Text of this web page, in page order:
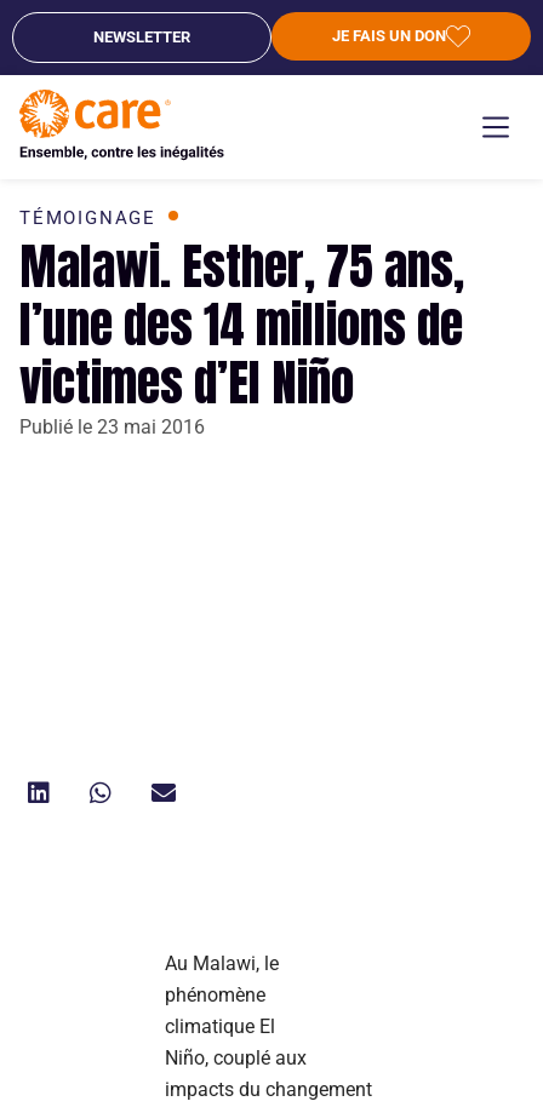
NEWSLETTER JE FAIS UN DON
TÉMOIGNAGE
Malawi. Esther, 75 ans,
l’une des 14 millions de
victimes d’El Niño
Publié le 23 mai 2016
Au Malawi, le
phénomène
climatique El
Niño, couplé aux
impacts du changement